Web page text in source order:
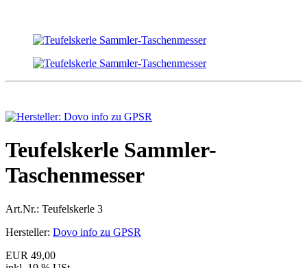
Teufelskerle Sammler-
Taschenmesser
Art.Nr.: Teufelskerle 3
Hersteller: Dovo info zu GPSR
EUR 49,00